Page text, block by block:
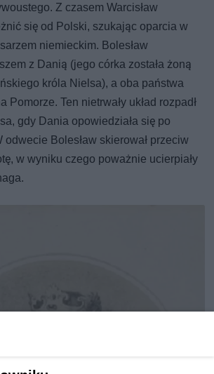
Z czasem Warcisław
się od Polski, szukając oparcia w
niemieckim. Bolesław
z Danią (jego córka została żoną
króla Nielsa), a oba państwa
Pomorze. Ten nietrwały układ rozpadł
gdy Dania opowiedziała się po
odwecie Bolesław skierował przeciw
w wyniku czego poważnie ucierpiały